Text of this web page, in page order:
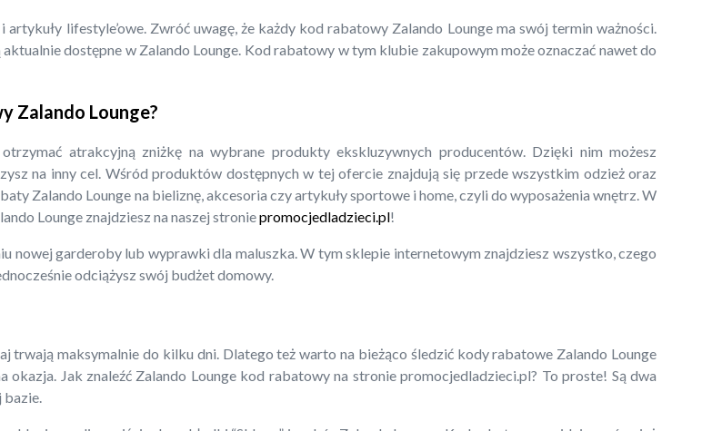
lifestyle’owe. Zwróć uwagę, że każdy kod rabatowy Zalando Lounge ma swój termin ważności.
aktualnie dostępne w Zalando Lounge. Kod rabatowy w tym klubie zakupowym może oznaczać nawet do
Zalando Lounge?
atrakcyjną zniżkę na wybrane produkty ekskluzywnych producentów. Dzięki nim możesz
na inny cel. Wśród produktów dostępnych w tej ofercie znajdują się przede wszystkim odzież oraz
Zalando Lounge na bieliznę, akcesoria czy artykuły sportowe i home, czyli do wyposażenia wnętrz. W
Lounge znajdziesz na naszej stroniepromocjedladzieci.pl!
nowej garderoby lub wyprawki dla maluszka. W tym sklepie internetowym znajdziesz wszystko, czego
odciążysz swój budżet domowy.
trwają maksymalnie do kilku dni. Dlatego też warto na bieżąco śledzić kody rabatowe Zalando Lounge
Jak znaleźć Zalando Lounge kod rabatowy na stronie promocjedladzieci.pl? To proste! Są dwa